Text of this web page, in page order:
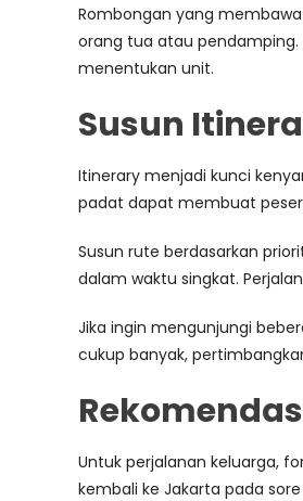
Rombongan yang
orang tua atau
menentukan unit.
Susun
Itinerary menjadi kunci
padat dapat membuat
Susun rute berdasarkan
dalam waktu singkat.
Jika ingin mengunjungi
cukup banyak,
Untuk perjalanan keluarga,
kembali ke Jakarta pada